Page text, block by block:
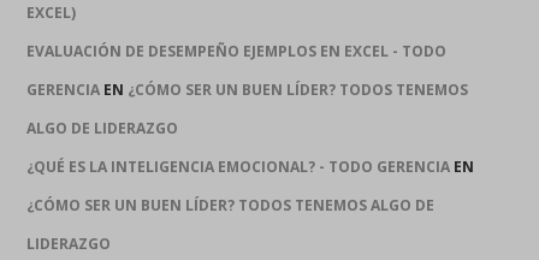
EXCEL)
EVALUACIÓN DE DESEMPEÑO EJEMPLOS EN EXCEL - TODO
GERENCIA EN ¿CÓMO SER UN BUEN LÍDER? TODOS TENEMOS
ALGO DE LIDERAZGO
¿QUÉ ES LA INTELIGENCIA EMOCIONAL? - TODO GERENCIA EN
¿CÓMO SER UN BUEN LÍDER? TODOS TENEMOS ALGO DE
LIDERAZGO